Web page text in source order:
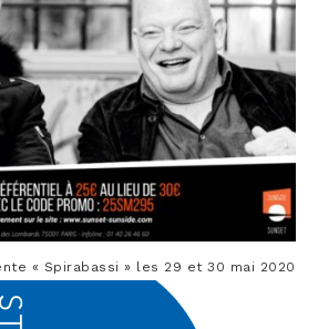
« Spi­ra­bas­si » les 29 et 30 mai 2020